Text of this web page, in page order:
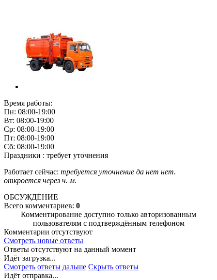
Время работы:
Пн: 08:00-19:00
Вт: 08:00-19:00
Ср: 08:00-19:00
Пт: 08:00-19:00
Сб: 08:00-19:00
Праздники : требует уточнения
Работает сейчас: требуется уточнение да нет нет.
откроется через ч. м.
ОБСУЖДЕНИЕ
Всего комментариев: 0
Комментирование доступно только авторизованным
пользователям с подтверждённым телефоном
Комментарии отсутствуют
Смотреть новые ответы
Ответы отсутствуют на данный момент
Идёт загрузка...
Смотреть ответы дальше Скрыть ответы
Идёт отправка...